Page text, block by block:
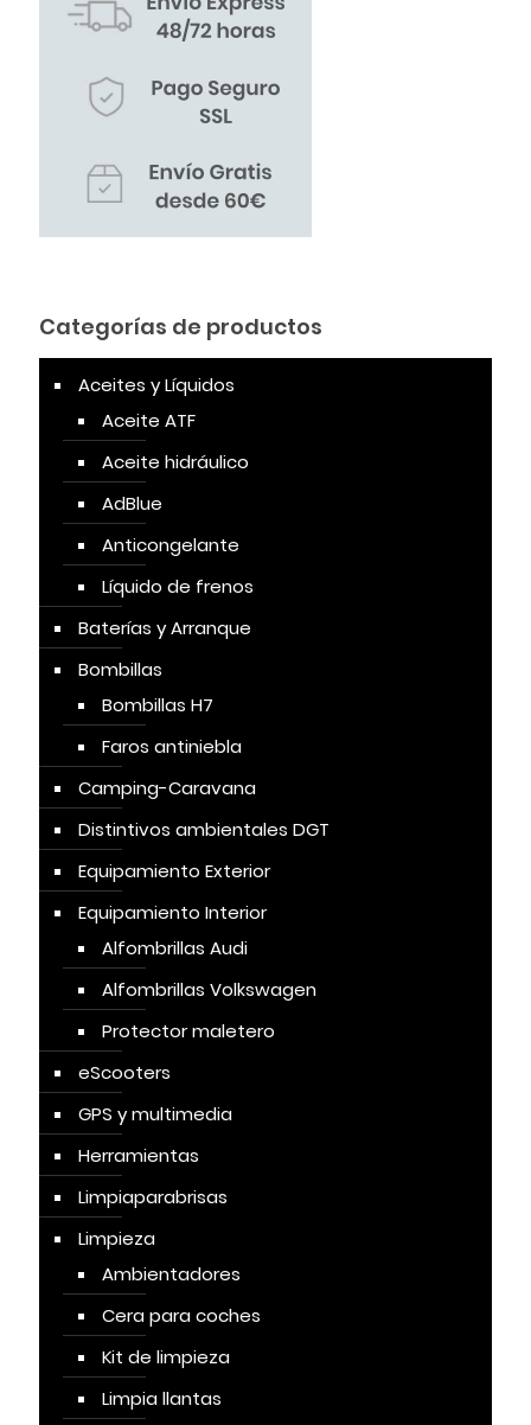
Categorías de productos
Aceites y Líquidos
Aceite ATF
Aceite hidráulico
AdBlue
Anticongelante
Líquido de frenos
Baterías y Arranque
Bombillas
Bombillas H7
Faros antiniebla
Camping-Caravana
Distintivos ambientales DGT
Equipamiento Exterior
Equipamiento Interior
Alfombrillas Audi
Alfombrillas Volkswagen
Protector maletero
eScooters
GPS y multimedia
Herramientas
Limpiaparabrisas
Limpieza
Ambientadores
Cera para coches
Kit de limpieza
Limpia llantas